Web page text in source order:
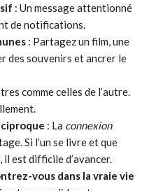
: Un message attentionné
de notifications.
: Partagez un film, une
des souvenirs et ancrer le
comme celles de l’autre.
: La connexion
Si l’un se livre et que
est difficile d’avancer.
vous dans la vraie vie